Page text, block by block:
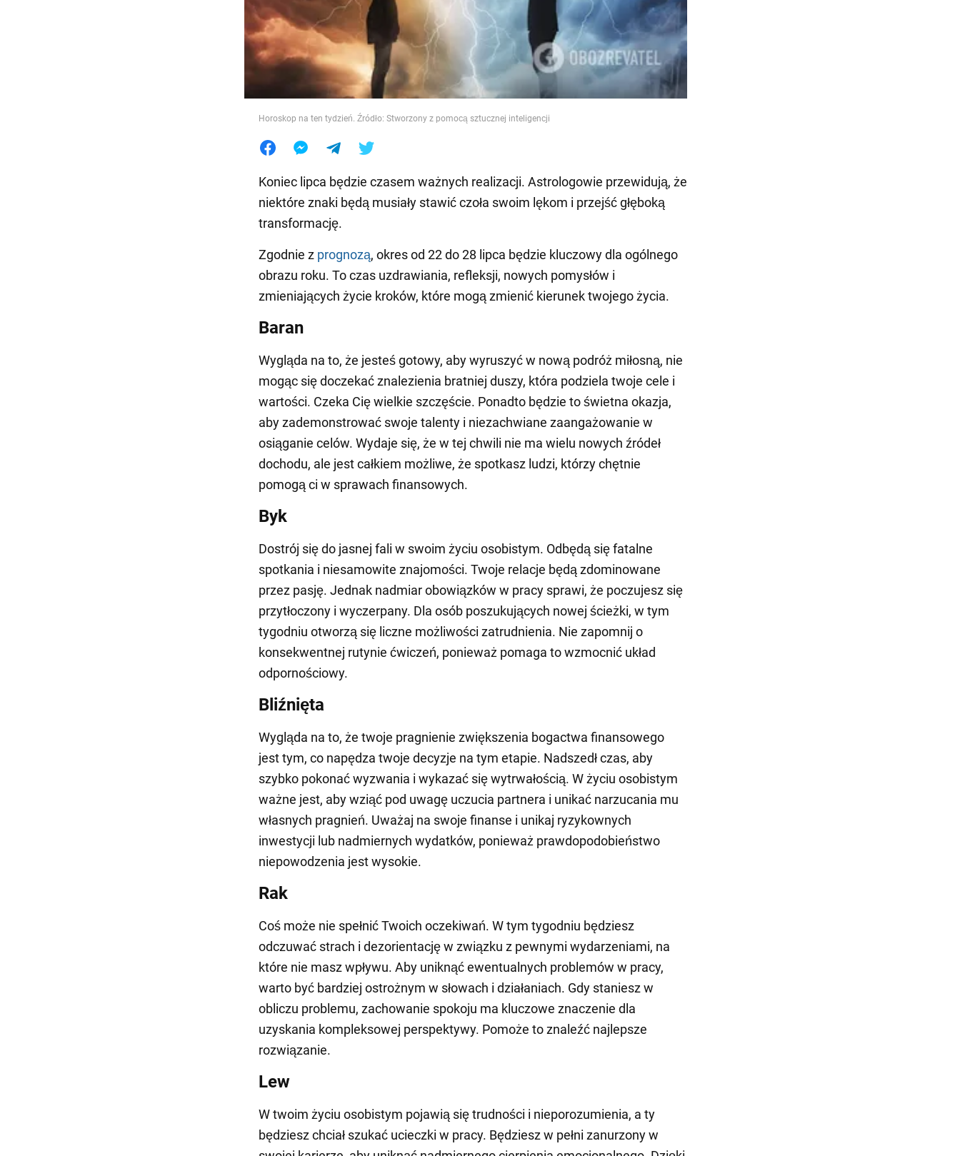
Jedzenie
Horoskop na ten tydzień. Źródło: Stworzony z pomocą sztucznej inteligencji
Koniec lipca będzie czasem ważnych realizacji. Astrologowie przewidują, że
niektóre znaki będą musiały stawić czoła swoim lękom i przejść głęboką
transformację.
Zgodnie z prognozą, okres od 22 do 28 lipca będzie kluczowy dla ogólnego
obrazu roku. To czas uzdrawiania, refleksji, nowych pomysłów i
zmieniających życie kroków, które mogą zmienić kierunek twojego życia.
Baran
Wygląda na to, że jesteś gotowy, aby wyruszyć w nową podróż miłosną, nie
mogąc się doczekać znalezienia bratniej duszy, która podziela twoje cele i
wartości. Czeka Cię wielkie szczęście. Ponadto będzie to świetna okazja,
aby zademonstrować swoje talenty i niezachwiane zaangażowanie w
osiąganie celów. Wydaje się, że w tej chwili nie ma wielu nowych źródeł
dochodu, ale jest całkiem możliwe, że spotkasz ludzi, którzy chętnie
pomogą ci w sprawach finansowych.
Byk
Dostrój się do jasnej fali w swoim życiu osobistym. Odbędą się fatalne
spotkania i niesamowite znajomości. Twoje relacje będą zdominowane
przez pasję. Jednak nadmiar obowiązków w pracy sprawi, że poczujesz się
przytłoczony i wyczerpany. Dla osób poszukujących nowej ścieżki, w tym
tygodniu otworzą się liczne możliwości zatrudnienia. Nie zapomnij o
konsekwentnej rutynie ćwiczeń, ponieważ pomaga to wzmocnić układ
odpornościowy.
Bliźnięta
Wygląda na to, że twoje pragnienie zwiększenia bogactwa finansowego
jest tym, co napędza twoje decyzje na tym etapie. Nadszedł czas, aby
szybko pokonać wyzwania i wykazać się wytrwałością. W życiu osobistym
ważne jest, aby wziąć pod uwagę uczucia partnera i unikać narzucania mu
własnych pragnień. Uważaj na swoje finanse i unikaj ryzykownych
inwestycji lub nadmiernych wydatków, ponieważ prawdopodobieństwo
niepowodzenia jest wysokie.
Rak
Coś może nie spełnić Twoich oczekiwań. W tym tygodniu będziesz
odczuwać strach i dezorientację w związku z pewnymi wydarzeniami, na
które nie masz wpływu. Aby uniknąć ewentualnych problemów w pracy,
warto być bardziej ostrożnym w słowach i działaniach. Gdy staniesz w
obliczu problemu, zachowanie spokoju ma kluczowe znaczenie dla
uzyskania kompleksowej perspektywy. Pomoże to znaleźć najlepsze
rozwiązanie.
Lew
W twoim życiu osobistym pojawią się trudności i nieporozumienia, a ty
będziesz chciał szukać ucieczki w pracy. Będziesz w pełni zanurzony w